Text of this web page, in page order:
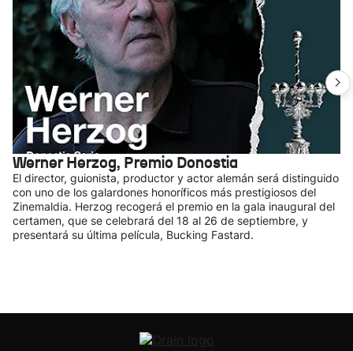
Werner Herzog, Premio Donostia
El director, guionista, productor y actor alemán será distinguido
con uno de los galardones honoríficos más prestigiosos del
Zinemaldia. Herzog recogerá el premio en la gala inaugural del
certamen, que se celebrará del 18 al 26 de septiembre, y
presentará su última película, Bucking Fastard.